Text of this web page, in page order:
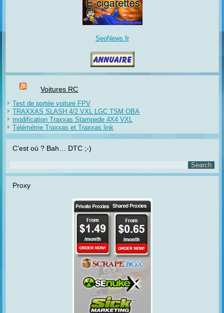
SeoNews.fr
Voitures RC
Test de portée voiture FPV
TRAXXAS SLASH 4/2 VXL LGC TSM OBA
modification Traxxas Stampede 4X4 VXL
Télémétrie Traxxas et Traxxas link
C’est où ? Bah… DTC ;-)
Proxy